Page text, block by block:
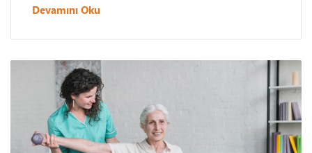
Devamını Oku